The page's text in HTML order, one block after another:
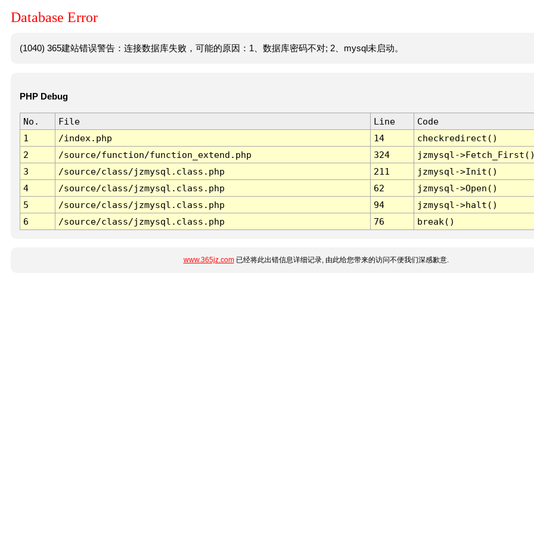
Database Error
(1040) 365建站错误警告：连接数据库失败，可能的原因：1、数据库密码不对; 2、mysql未启动。
PHP Debug
No. File Line
Code
1
/index.php 14
checkredirect()
2
/source/function/function_extend.php 324
jzmysql-
3
/source/class/jzmysql.class.php 211
jzmysql->Init()
4
/source/class/jzmysql.class.php 62
jzmysql->Open()
5
/source/class/jzmysql.class.php 94
jzmysql->halt()
6
/source/class/jzmysql.class.php 76 break()
www.365jz.com已经将此出错信息详细记录, 由此给您带来的访问不便我们深感歉意.